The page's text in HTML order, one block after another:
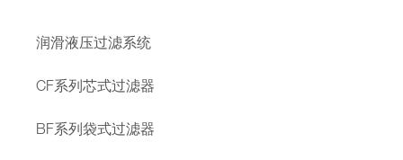
润滑液压过滤系统
CF系列芯式过滤器
BF系列袋式过滤器